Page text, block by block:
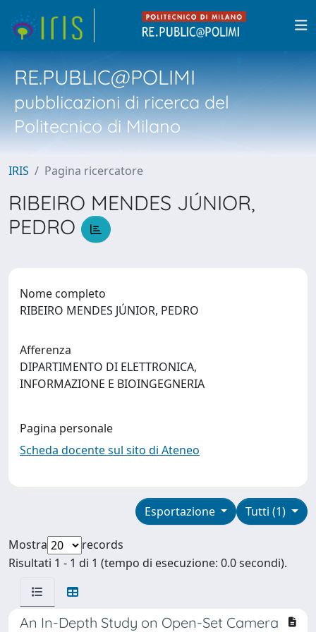
RE.PUBLIC@POLIMI
pubblicazioni di ricerca del
Politecnico di Milano
IRIS Pagina ricercatore
RIBEIRO MENDES JÚNIOR,
PEDRO
Nome completo
RIBEIRO MENDES JÚNIOR, PEDRO
Afferenza
DIPARTIMENTO DI ELETTRONICA,
INFORMAZIONE E BIOINGEGNERIA
Pagina personale
Scheda docente sul sito di Ateneo
Tutti (1)
Esportazione
Mostra
records
Risultati 1 - 1 di 1 (tempo di esecuzione: 0.0 secondi).
An In-Depth Study on Open-Set Camera